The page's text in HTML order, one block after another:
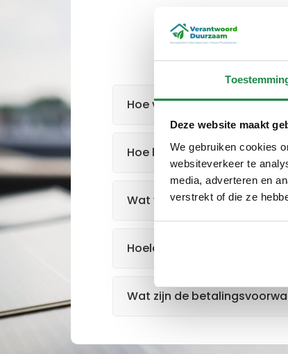
Deze website maakt
We gebruiken cookies
websiteverkeer te
media, adverteren en
verstrekt of die ze
Hoe vraag ik een offerte
Hoe lang duurt de
Wat voor garanties bieden
Hoelang duurt het voordat
Wat zijn de